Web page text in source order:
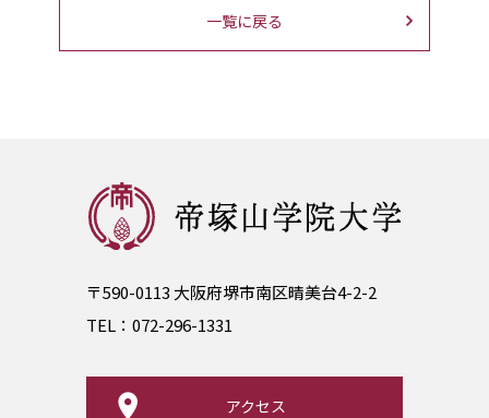
一覧に戻る
〒590-0113 大阪府堺市南区晴美台4-2-2
TEL： 072-296-1331
アクセス